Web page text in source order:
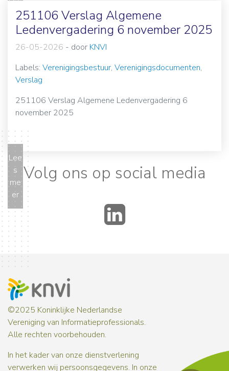
s
me
er
251106 Verslag Algemene
Ledenvergadering 6 november 2025
26-05-2026 - door KNVI
Labels: Verenigingsbestuur, Verenigingsdocumenten,
Verslag
251106 Verslag Algemene Ledenvergadering 6
november 2025
Lee
s
me
er
Volg ons op social media
©2025 Koninklijke Nederlandse
Vereniging van Informatieprofessionals.
Alle rechten voorbehouden.
In het kader van onze dienstverlening
verwerken wij persoonsgegevens. In onze